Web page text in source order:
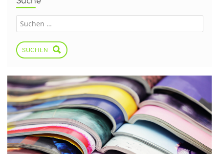
SUCHEN